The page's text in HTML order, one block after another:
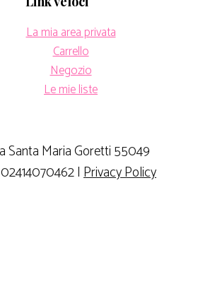
La mia area privata
Carrello
Negozio
Le mie liste
Santa Maria Goretti 55049
|Privacy Policy